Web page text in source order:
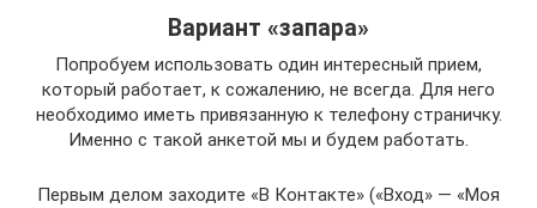
Вариант «запара»
Попробуем использовать один интересный прием,
который работает, к сожалению, не всегда. Для него
необходимо иметь привязанную к телефону страничку.
Именно с такой анкетой мы и будем работать.
Первым делом заходите «В Контакте» («Вход» — «Моя